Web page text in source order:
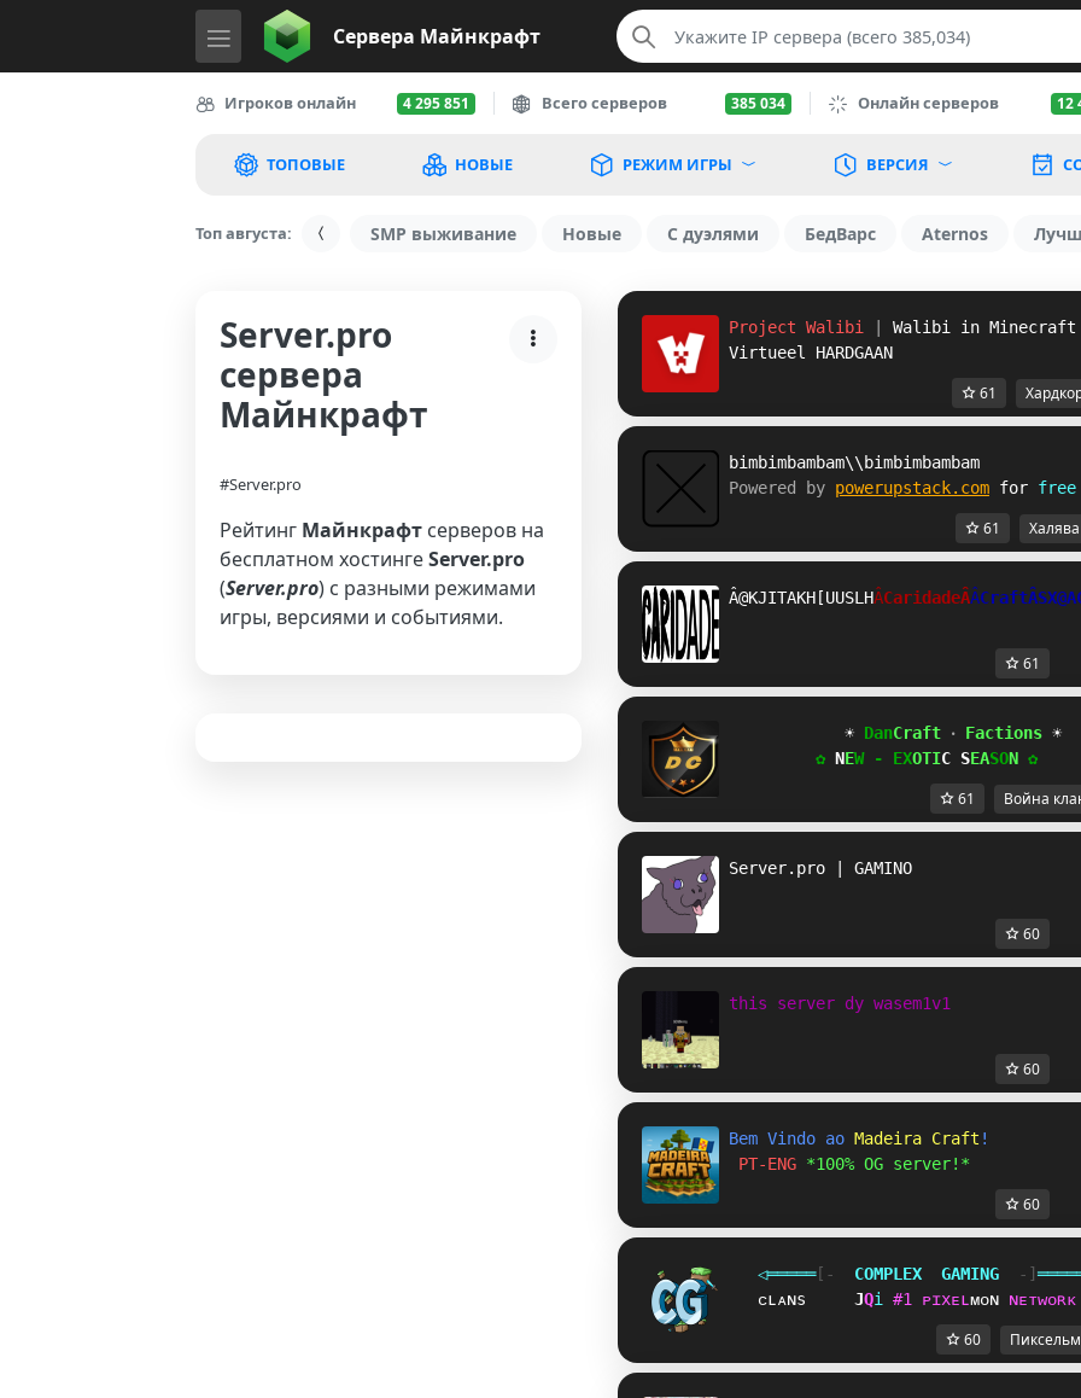
Сервера Майнкрафт
Игроков онлайн 4 295 851 Всего серверов 385 034 Онлайн серверов 12
ТОПОВЫЕ НОВЫЕ РЕЖИМ ИГРЫ ВЕРСИЯ
Топ августа: SMP выживание Новые С дуэлями БедВарс Aternos
Server.pro
сервера
Майнкрафт
#Server.pro
Рейтинг Майнкрафт серверов на
бесплатном хостингеServer.pro
(Server.pro) с разными режимами
игры, версиями и событиями.
Project Walibi
Walibi in Minecraft
Virtueel HARDGAAN
61
bimbimbambam\\bimbimbambam
Powered by powerupstack.com for free
61 Халява
ÂSBIF]KIZIJJVUVÂCaridadeÂÂCraftÂ
61
☀ DanCraft ‧ Factions ☀
✿ NEW - EXOTIC SEASON ✿
61 Война
Server.pro | GAMINO
60
this server dy wasem1v1
60
Bem Vindo ao Madeira Craft !
PT-ENG *100% OG server!*
60
◁═════[‐ COMPL EX GAMING ‐]════
ᴄʟᴀɴs
KDi #1 ᴘɪxᴇʟᴍᴏɴ ɴᴇᴛᴡᴏʀᴋ
60